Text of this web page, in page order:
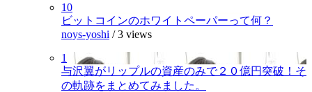
10
ビットコインのホワイトペーパーって何？
noys-yoshi /3 views
1
与沢翼がリップルの資産のみで２０億円突破！そ
の軌跡をまとめてみました。